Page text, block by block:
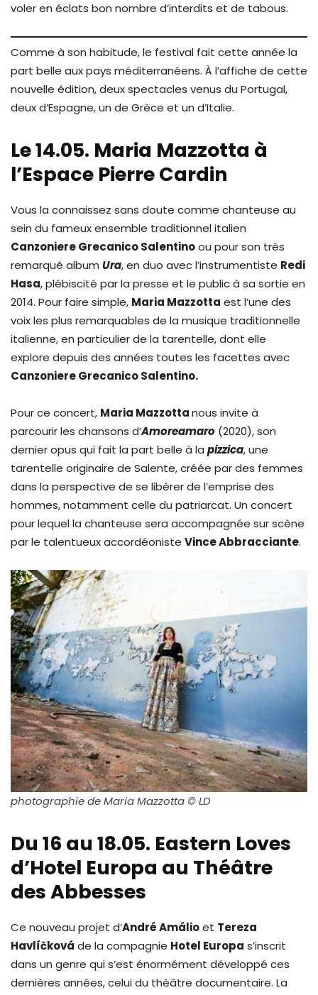
voler en éclats bon nombre d’interdits et de tabous.
Comme à son habitude, le festival fait cette année la
part belle aux pays méditerranéens. À l’affiche de cette
nouvelle édition, deux spectacles venus du Portugal,
deux d’Espagne, un de Grèce et un d’Italie.
Le 14.05. Maria Mazzotta à
l’Espace Pierre Cardin
Vous la connaissez sans doute comme chanteuse au
sein du fameux ensemble traditionnel italien
Canzoniere Grecanico Salentinoou pour son très
remarqué album Ura, en duo avec l’instrumentiste Redi
Hasa, plébiscité par la presse et le public à sa sortie en
2014. Pour faire simple, Maria Mazzotta est l’une des
voix les plus remarquables de la musique traditionnelle
italienne, en particulier de la tarentelle, dont elle
explore depuis des années toutes les facettes avec
Canzoniere Grecanico Salentino.
Pour ce concert, Maria Mazzottanous invite à
parcourir les chansons d’Amoreamaro (2020), son
dernier opus qui fait la part belle à la pizzica, une
tarentelle originaire de Salente, créée par des femmes
dans la perspective de se libérer de l’emprise des
hommes, notamment celle du patriarcat. Un concert
pour lequel la chanteuse sera accompagnée sur scène
par le talentueux accordéoniste Vince Abbracciante.
photographie de Maria Mazzotta © LD
Du 16 au 18.05. Eastern Loves
d’Hotel Europa au Théâtre
des Abbesses
Ce nouveau projet d’André Amálioet Tereza
Havlíčková de la compagnie Hotel Europa s’inscrit
dans un genre qui s’est énormément développé ces
dernières années, celui du théâtre documentaire. La